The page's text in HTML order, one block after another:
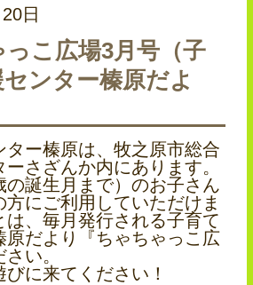
日
こ広場3月号（子
ンター榛原だよ
ター榛原は、牧之原市総合
さざんか内にあります。
の誕生月まで）のお子さん
方にご利用していただけま
は、毎月発行される子育て
原だより『ちゃちゃっこ広
い。
に来てください！